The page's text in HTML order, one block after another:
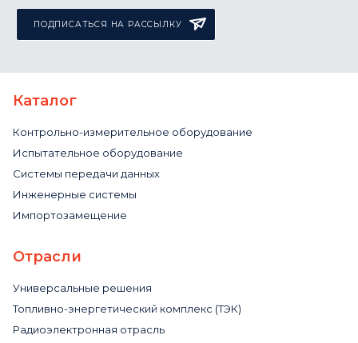
ПОДПИСАТЬСЯ НА РАССЫЛКУ
Каталог
Контрольно-измерительное оборудование
Испытательное оборудование
Системы передачи данных
Инженерные системы
Импортозамещение
Отрасли
Универсальные решения
Топливно-энергетический комплекс (ТЭК)
Радиоэлектронная отрасль